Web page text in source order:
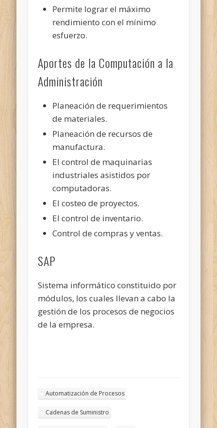
Permite lograr el máximo
rendimiento con el mínimo
esfuerzo.
Aportes de la Computación a la
Administración
Planeación de requerimientos
de materiales.
Planeación de recursos de
manufactura.
El control de maquinarias
industriales asistidos por
computadoras.
El costeo de proyectos.
El control de inventario.
Control de compras y ventas.
SAP
Sistema informático constituido por
módulos, los cuales llevan a cabo la
gestión de los procesos de negocios
de la empresa.
Automatización de Procesos
Cadenas de Suministro